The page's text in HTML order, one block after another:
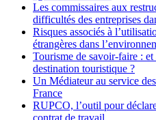
Les commissaires aux
difficultés des entreprises
Risques associés à
étrangères dans
Tourisme de savoir-faire :
destination touristique ?
Un Médiateur au service
France
RUPCO, l’outil pour